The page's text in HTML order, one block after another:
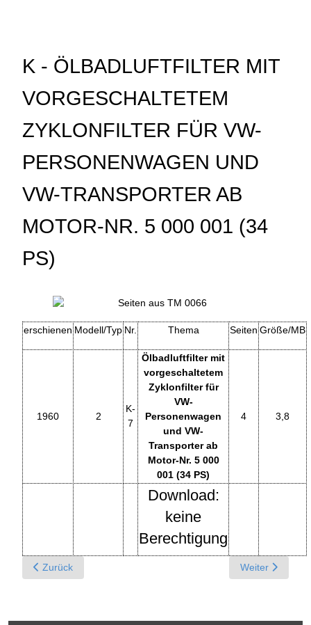
K - ÖLBADLUFTFILTER MIT
VORGESCHALTETEM
ZYKLONFILTER FÜR VW-
PERSONENWAGEN UND
VW-TRANSPORTER AB
MOTOR-NR. 5 000 001 (34
PS)
erschienen Modell/Typ Nr. Thema Seiten Größe/MB
1960 2
K-
7
Ölbadluftfilter mit
vorgeschaltetem
Zyklonfilter für
VW-
Personenwagen
und VW-
Transporter ab
Motor-Nr. 5 000
001 (34 PS)
4 3,8
Download:
keine
Berechtigung
Previous article: K - Kraftstoffanzeiger für VW-Limousine und
Zurück Next article: K -
Weiter